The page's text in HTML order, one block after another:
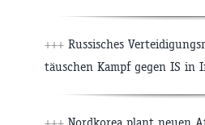
+++ Russisches
täuschen Kampf gegen IS in